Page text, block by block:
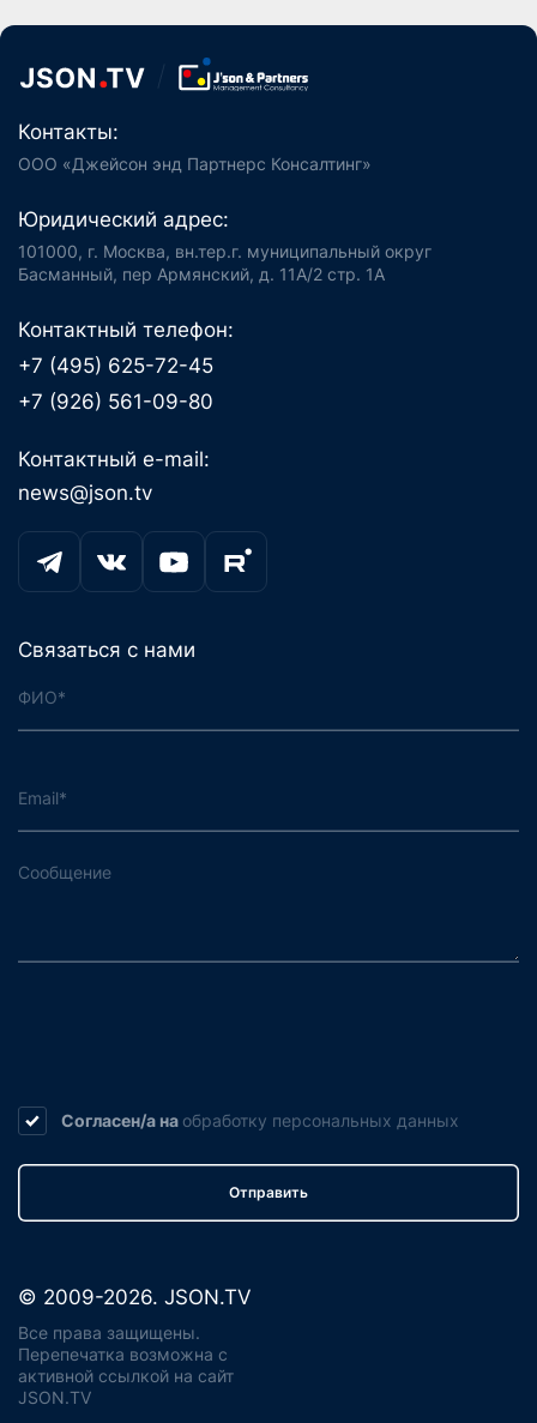
Контакты:
ООО «Джейсон энд Партнерс Консалтинг»
Юридический адрес:
101000, г. Москва, вн.тер.г. муниципальный округ
Басманный, пер Армянский, д. 11А/2 стр. 1А
Контактный телефон:
+7 (495) 625-72-45
+7 (926) 561-09-80
Контактный e-mail:
news@json.tv
Связаться с нами
Согласен/а на обработку персональных данных
Отправить
© 2009-2026. JSON.TV
Все права защищены.
Перепечатка возможна с
активной ссылкой на сайт
JSON.TV